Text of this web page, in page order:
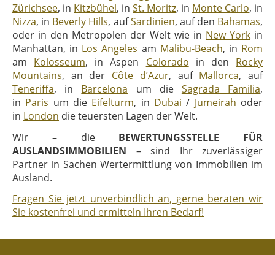
Zürichsee, in Kitzbühel, in St. Moritz, in Monte Carlo, in
Nizza, in Beverly Hills, aufSardinien, auf den Bahamas,
oder in den Metropolen der Welt wie in New York in
Manhattan, in Los Angeles am Malibu-Beach, in Rom
am Kolosseum, in Aspen Colorado in den Rocky
Mountains, an der Côte d’Azur, auf Mallorca, auf
Teneriffa, in Barcelona um die Sagrada Familia,
in Paris um die Eifelturm, in Dubai / Jumeirah oder
in London die teuersten Lagen der Welt.
Wir – die BEWERTUNGSSTELLE FÜR
AUSLANDSIMMOBILIEN – sind Ihr zuverlässiger
Partner in Sachen Wertermittlung von Immobilien im
Ausland.
Fragen Sie jetzt unverbindlich an, gerne beraten wir
Sie kostenfrei und ermitteln Ihren Bedarf!